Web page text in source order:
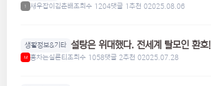
1 새우잡이김춘배조회수 1204댓글 1추천 02025.08.06
생활정보&기타 설탕은 위대했다. 전세계 탈모인 환호!
M 홍차는실론티조회수 1058댓글 2추천 02025.07.28